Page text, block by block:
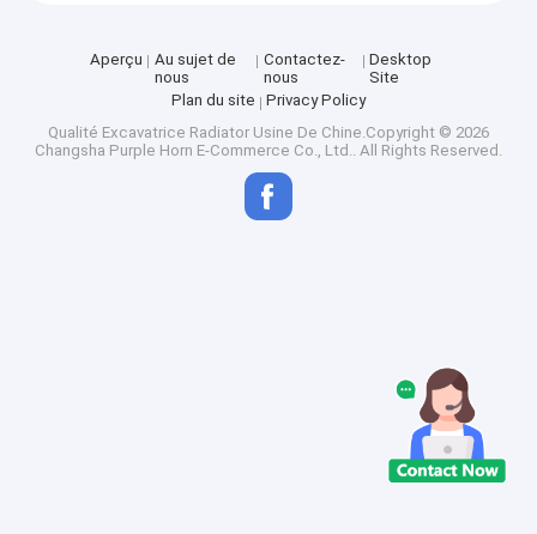
Aperçu
Au sujet de
nous
Contactez-
nous
Desktop
Site
Plan du site
Privacy Policy
Qualité Excavatrice Radiator Usine De Chine.Copyright © 2026
Changsha Purple Horn E-Commerce Co., Ltd.. All Rights Reserved.